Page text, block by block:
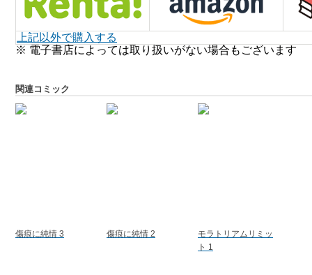
上記以外で購入する
※ 電子書店によっては取り扱いがない場合もございます
関連コミック
傷痕に純情 3 傷痕に純情 2
モラトリアムリミッ
ト 1